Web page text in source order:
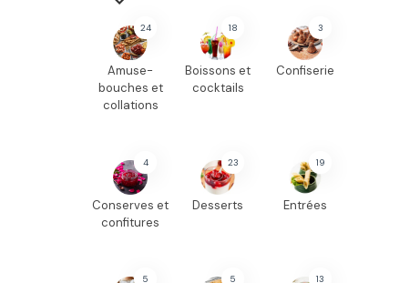
24
Amuse-
bouches et
collations
18
Boissons et
cocktails
3
Confiserie
4
Conserves et
confitures
23
Desserts
19
Entrées
5 5 13